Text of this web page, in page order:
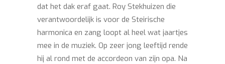
dat het dak eraf gaat. Roy Stekhuizen die
verantwoordelijk is voor de Steirische
harmonica en zang loopt al heel wat jaartjes
mee in de muziek. Op zeer jong leeftijd rende
hij al rond met de accordeon van zijn opa. Na